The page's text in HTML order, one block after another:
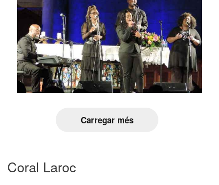
Carregar més
Coral Laroc